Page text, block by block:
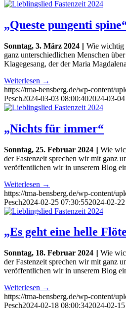
„Queste pungenti
Sonntag, 3. März 2024 || Wie
ganz unterschiedlichen Menschen
Klagegesang, der der Maria
Weiterlesen →
https://tma-bensberg.de/wp-content/
Pesch2024-03-03 08:00:402024-03-
„Nichts für immer“
Sonntag, 25. Februar 2024 || Wie
der Fastenzeit sprechen wir mit ganz
veröffentlichen wir in unserem Blog
Weiterlesen →
https://tma-bensberg.de/wp-content/
Pesch2024-02-25 07:30:552024-02-
„Es geht eine helle
Sonntag, 18. Februar 2024 || Wie
der Fastenzeit sprechen wir mit ganz
veröffentlichen wir in unserem Blog
Weiterlesen →
https://tma-bensberg.de/wp-content/
Pesch2024-02-18 08:00:342024-02-